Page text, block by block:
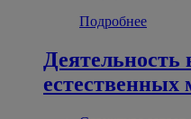
Подробнее
Деятельность
естественных